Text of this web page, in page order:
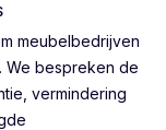
meubelbedrijven
We bespreken de
vermindering